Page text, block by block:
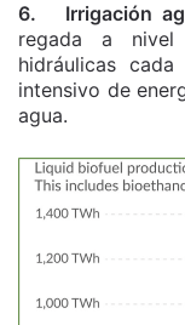
6. Irrigación
regada a nivel
hidráulicas
intensivo de
agua.